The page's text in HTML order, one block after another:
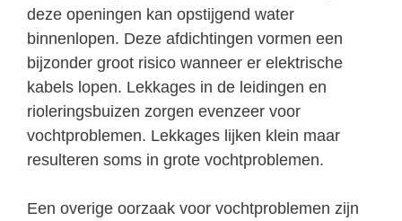
deze openingen kan opstijgend water
binnenlopen. Deze afdichtingen vormen een
bijzonder groot risico wanneer er elektrische
kabels lopen. Lekkages in de leidingen en
rioleringsbuizen zorgen evenzeer voor
vochtproblemen. Lekkages lijken klein maar
resulteren soms in grote vochtproblemen.
Een overige oorzaak voor vochtproblemen zijn